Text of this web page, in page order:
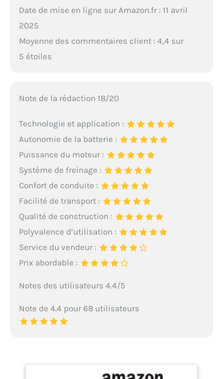
Date de mise en ligne sur Amazon.fr : 11 avril
2025
Moyenne des commentaires client : 4,4 sur
5 étoiles
Note de la rédaction 18/20
Technologie et application :
Autonomie de la batterie :
Puissance du moteur :
Système de freinage :
Confort de conduite :
Facilité de transport :
Qualité de construction :
Polyvalence d’utilisation :
Service du vendeur :
Prix abordable :
Notes des utilisateurs 4.4/5
Note de 4.4 pour 68 utilisateurs